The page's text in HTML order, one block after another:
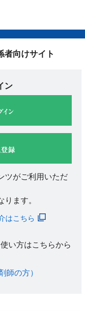
向けサイト
ン
ツがご利用いただ
ります。
はこちら
い方はこちらから
師の方）​